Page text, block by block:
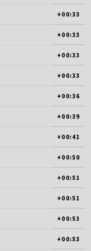
+00:33
+00:33
+00:33
+00:33
+00:36
+00:39
+00:41
+00:50
+00:51
+00:51
+00:53
+00:53